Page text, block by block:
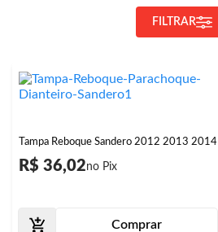
FILTRAR
Tampa Reboque Sandero 2012 2013 2014
R$ 36,02
Comprar